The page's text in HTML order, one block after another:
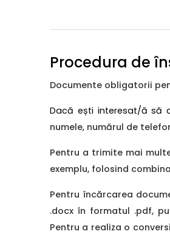
Procedura de
Documente obligatorii
Dacă ești interesat/ă să
numele, numărul de
Pentru a trimite mai
exemplu, folosind
Pentru încărcarea
.docx în formatul .pdf,
Pentru a realiza o